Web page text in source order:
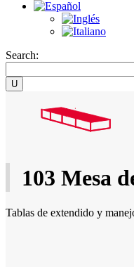
Search:
103 Mesa
Tablas de extendido y